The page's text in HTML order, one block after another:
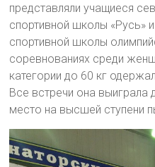
представляли учащиеся
спортивной школы «Русь»
спортивной школы
соревнованиях среди
категории до 60 кг
Все встречи она
место на высшей ступени